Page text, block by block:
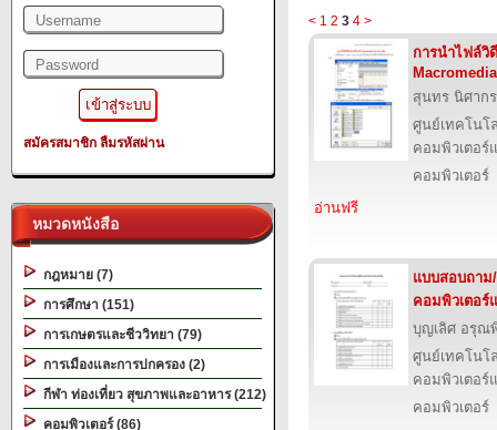
สมัครสมาชิก ลืมรหัสผ่าน
หมวดหนังสือ
กฎหมาย (7)
การศึกษา (151)
การเกษตรและชีววิทยา (79)
การเมืองและการปกครอง (2)
กีฬา ท่องเที่ยว สุขภาพและอาหาร (212)
คอมพิวเตอร์ (86)
< 1 2 3 4 >
การนําไฟล์วิ
สุนทร นิศากร
ศูนย์เทคโนโ
คอมพิวเตอร์
คอมพิวเตอร์
อ่านฟรี
แบบสอบถาม
คอมพิวเตอร์
บุญเลิศ อรุณ
ศูนย์เทคโนโ
คอมพิวเตอร์
คอมพิวเตอร์